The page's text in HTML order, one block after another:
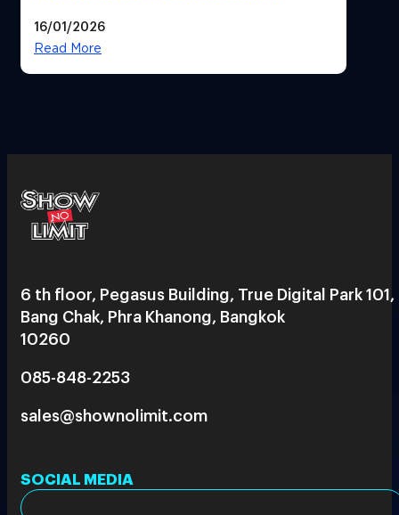
ได้ 53,000 ล้านบาท
16/01/2026
Read More
6 th floor, Pegasus Building, True Digital Park 101,
Bang Chak, Phra Khanong, Bangkok
10260
085-848-2253
sales@shownolimit.com
SOCIAL MEDIA